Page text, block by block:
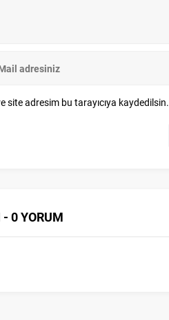
site adresim bu tarayıcıya kaydedilsin.
0 YORUM